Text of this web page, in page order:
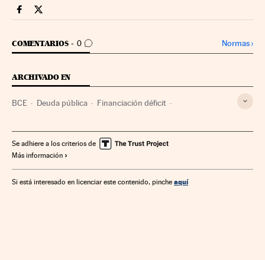
Mercados Financieros Cinco Días en Facebook
Mercados Financieros Cinco Días en Twitter
COMENTARIOS 0
IR A LOS COMENTARIOS Normas›
ARCHIVADO EN
BCE Deuda pública Financiación déficit
Unión Europea Organizaciones internacionales
Relaciones exteriores
Se adhiere a los criterios de
Más información
Si está interesado en licenciar este contenido, pinche aquí